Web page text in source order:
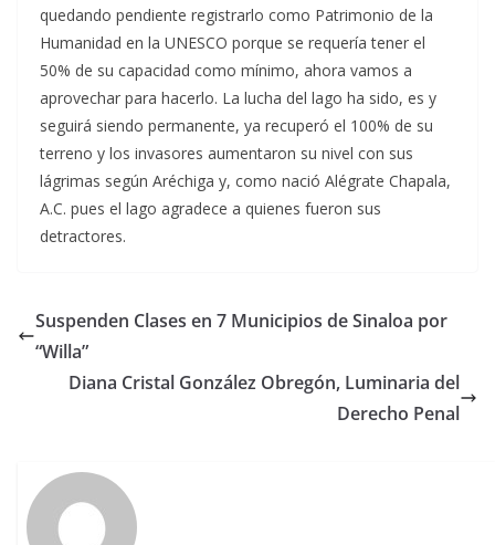
quedando pendiente registrarlo como Patrimonio de la
Humanidad en la UNESCO porque se requería tener el
50% de su capacidad como mínimo, ahora vamos a
aprovechar para hacerlo. La lucha del lago ha sido, es y
seguirá siendo permanente, ya recuperó el 100% de su
terreno y los invasores aumentaron su nivel con sus
lágrimas según Aréchiga y, como nació Alégrate Chapala,
A.C. pues el lago agradece a quienes fueron sus
detractores.
Suspenden Clases en 7 Municipios de Sinaloa por
“Willa”
Diana Cristal González Obregón, Luminaria del
Derecho Penal